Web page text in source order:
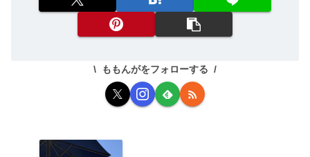
ももんがをフォローする